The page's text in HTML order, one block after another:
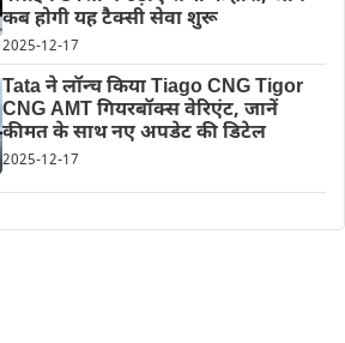
कब होगी यह टैक्सी सेवा शुरू
2025-12-17
Tata ने लॉन्च किया Tiago CNG Tigor
CNG AMT गियरबॉक्स वेरिएंट, जानें
कीमत के साथ नए अपडेट की डिटेल
2025-12-17